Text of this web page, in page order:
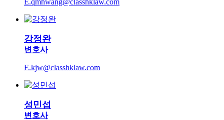
E.qmhwang@classhklaw.com
강정완
변호사
E.kjw@classhklaw.com
성민섭
변호사